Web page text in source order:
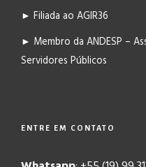
► Filiada ao AGIR36
► Membro da ANDESP –
Servidores Públicos
ENTRE EM CONTATO